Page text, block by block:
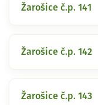
Žarošice č.p. 141
Žarošice č.p. 142
Žarošice č.p. 143